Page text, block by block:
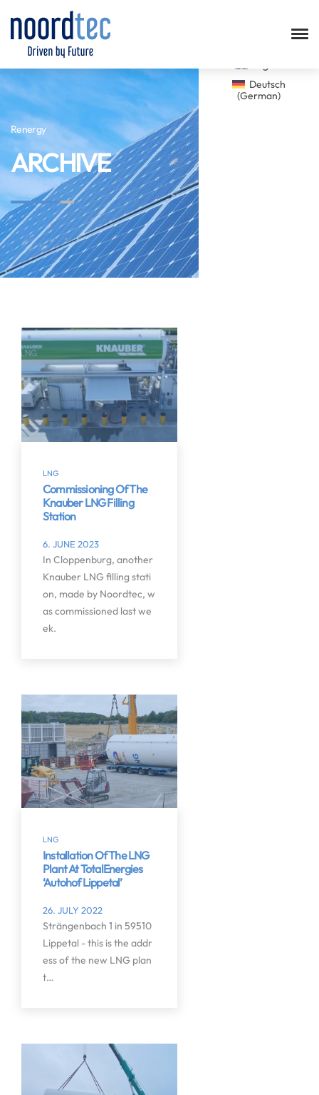
Renergy
ARCHIVE
LNG
Commissioning Of The
Knauber LNG Filling
Station
6. JUNE 2023
In Cloppenburg, another
Knauber LNG filling stati
on, made by Noordtec, w
as commissioned last we
ek.
LNG
Installation Of The LNG
Plant At TotalEnergies
‘Autohof Lippetal’
26. JULY 2022
Strängenbach 1 in 59510
Lippetal - this is the addr
ess of the new LNG plan
t…
Deutsch
(German)